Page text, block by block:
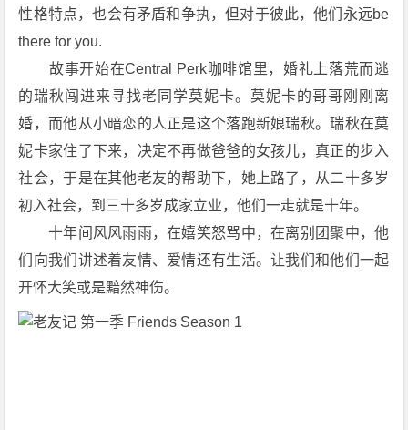
[2
集]
剧]
[爱
情]
[美
国]
0
8
性格特点，也会有矛盾和争执，但对于彼此，他们永远be
there for you.
故事开始在Central Perk咖啡馆里，婚礼上落荒而逃
的瑞秋闯进来寻找老同学莫妮卡。莫妮卡的哥哥刚刚离
婚，而他从小暗恋的人正是这个落跑新娘瑞秋。瑞秋在莫
妮卡家住了下来，决定不再做爸爸的女孩儿，真正的步入
社会，于是在其他老友的帮助下，她上路了，从二十多岁
初入社会，到三十多岁成家立业，他们一走就是十年。
十年间风风雨雨，在嬉笑怒骂中，在离别团聚中，他
们向我们讲述着友情、爱情还有生活。让我们和他们一起
开怀大笑或是黯然神伤。